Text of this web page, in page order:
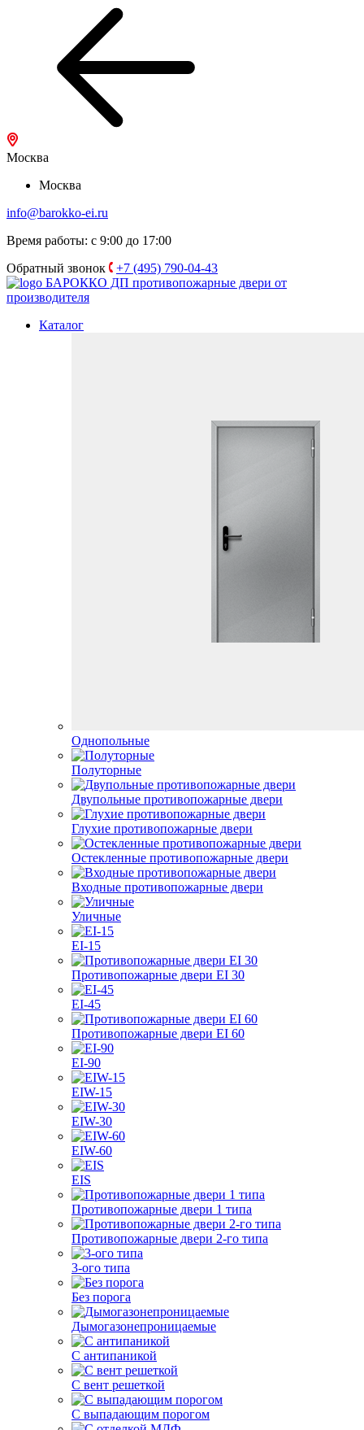
Москва
Москва
info@barokko-ei.ru
Время работы: с 9:00 до 17:00
Обратный звонок
+7 (495) 790-04-43
БАРОККО ДП противопожарные двери от
производителя
Каталог
Однопольные
Полуторные
Двупольные противопожарные двери
Глухие противопожарные двери
Остекленные противопожарные двери
Входные противопожарные двери
Уличные
EI-15
Противопожарные двери EI 30
EI-45
Противопожарные двери EI 60
EI-90
EIW-15
EIW-30
EIW-60
EIS
Противопожарные двери 1 типа
Противопожарные двери 2-го типа
3-ого типа
Без порога
Дымогазонепроницаемые
С антипаникой
С вент решеткой
С выпадающим порогом